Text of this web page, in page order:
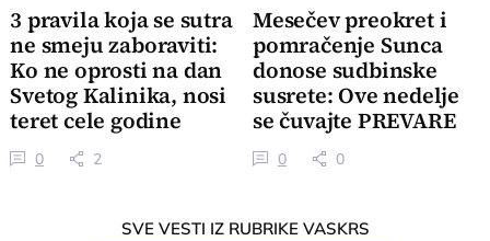
3 pravila koja se sutra
ne smeju zaboraviti:
Ko ne oprosti na dan
Svetog Kalinika, nosi
teret cele godine
0 2
Mesečev preokret i
pomračenje Sunca
donose sudbinske
susrete: Ove nedelje
se čuvajte PREVARE
0 0
SVE VESTI IZ RUBRIKE VASKRS